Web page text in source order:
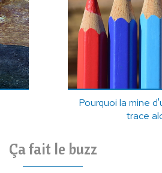
Pourquoi la mine
trace
Ça fait le buzz